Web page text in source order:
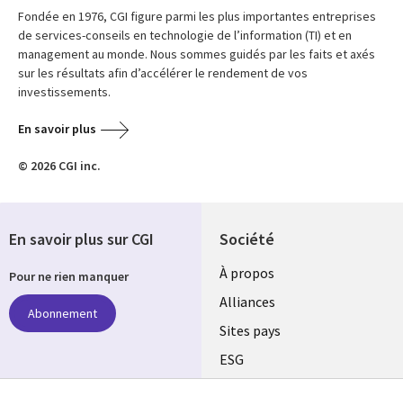
Fondée en 1976, CGI figure parmi les plus importantes entreprises
de services-conseils en technologie de l’information (TI) et en
management au monde. Nous sommes guidés par les faits et axés
sur les résultats afin d’accélérer le rendement de vos
investissements.
En savoir plus
© 2026 CGI inc.
Société
À propos
Alliances
Sites pays
ESG
En savoir plus sur CGI
Pour ne rien manquer
Abonnement